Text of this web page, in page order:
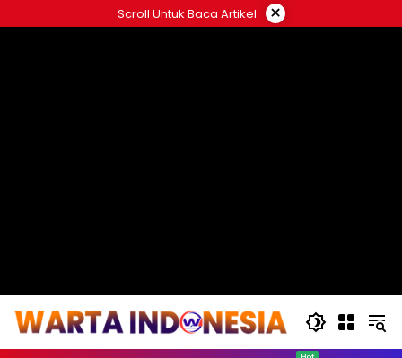
ke
Scroll Untuk Baca Artikel ×